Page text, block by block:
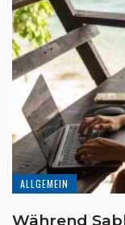
ALLGEMEIN
Während